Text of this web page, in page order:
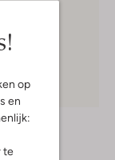
op
en
te